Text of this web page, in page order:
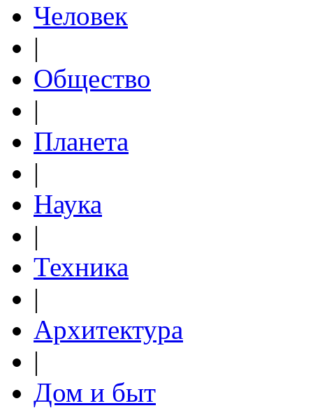
Человек
|
Общество
|
Планета
|
Наука
|
Техника
|
Архитектура
|
Дом и быт